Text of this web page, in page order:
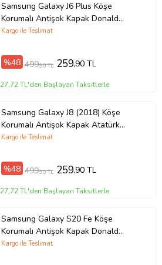
Samsung Galaxy J6 Plus Köşe
Korumalı Antişok Kapak Donald
Kargo ile Teslimat
%48 499,90 TL 259,90 TL
27,72 TL'den Başlayan Taksitlerle
Samsung Galaxy J8 (2018) Köşe
Korumalı Antişok Kapak Atatürk
Tasarımlı Şeffaf Silikon Kılıf
Kargo ile Teslimat
%48 499,90 TL 259,90 TL
27,72 TL'den Başlayan Taksitlerle
Samsung Galaxy S20 Fe Köşe
Korumalı Antişok Kapak Donald
Kargo ile Teslimat